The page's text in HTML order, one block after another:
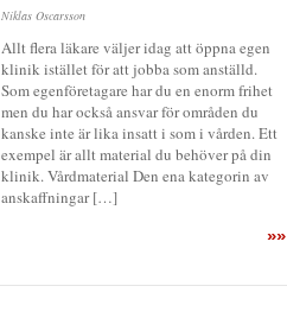
Niklas Oscarsson
Allt flera läkare väljer idag att öppna egen
klinik istället för att jobba som anställd.
Som egenföretagare har du en enorm frihet
men du har också ansvar för områden du
kanske inte är lika insatt i som i vården. Ett
exempel är allt material du behöver på din
klinik. Vårdmaterial Den ena kategorin av
anskaffningar […]
»»